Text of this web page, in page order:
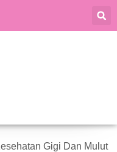
Gigi Dan Mulut